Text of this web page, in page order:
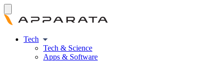
Tech
Tech & Science
Apps & Software